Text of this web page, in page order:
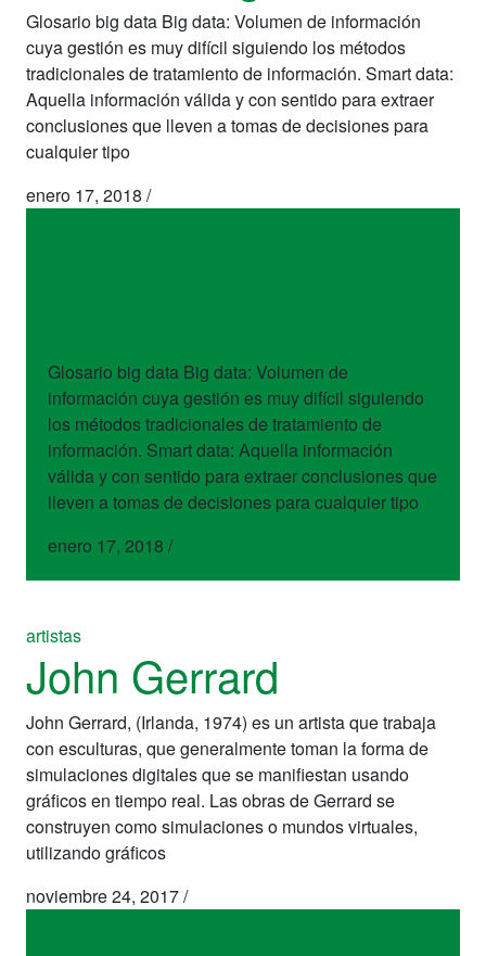
Glosario big data Big data: Volumen de información
cuya gestión es muy difícil siguiendo los métodos
tradicionales de tratamiento de información. Smart data:
Aquella información válida y con sentido para extraer
conclusiones que lleven a tomas de decisiones para
cualquier tipo
enero 17, 2018 /
Glosario big data Big data: Volumen de
información cuya gestión es muy difícil siguiendo
los métodos tradicionales de tratamiento de
información. Smart data: Aquella información
válida y con sentido para extraer conclusiones que
lleven a tomas de decisiones para cualquier tipo
enero 17, 2018 /
artistas
John Gerrard
John Gerrard, (Irlanda, 1974) es un artista que trabaja
con esculturas, que generalmente toman la forma de
simulaciones digitales que se manifiestan usando
gráficos en tiempo real. Las obras de Gerrard se
construyen como simulaciones o mundos virtuales,
utilizando gráficos
noviembre 24, 2017/